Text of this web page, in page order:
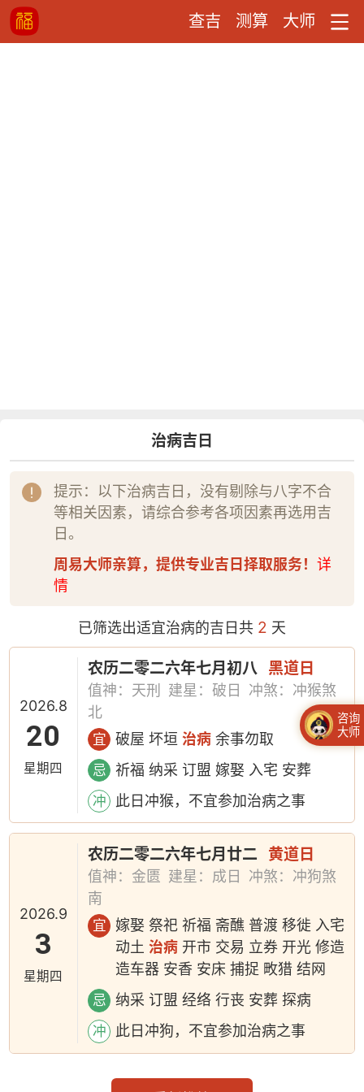
查吉 测算 大师
治病吉日
提示：以下治病吉日，没有剔除与八字不合
等相关因素，请综合参考各项因素再选用吉
日。
周易大师亲算，提供专业吉日择取服务！ 详
情
已筛选出适宜治病的吉日共 2 天
2026.8
20
星期四
农历二零二六年七月初八 黑道日
值神：天刑 建星：破日
冲煞：冲猴煞
北
宜 破屋 坏垣治病 余事勿取
忌 祈福 纳采 订盟 嫁娶 入宅 安葬
冲 此日冲猴，不宜参加治病之事
2026.9
3
星期四
农历二零二六年七月廿二 黄道日
值神：金匮 建星：成日
冲煞：冲狗煞
南
宜
嫁娶 祭祀 祈福 斋醮 普渡 移徙 入宅
动土治病 开市 交易 立券 开光 修造
造车器 安香 安床 捕捉 畋猎 结网
忌 纳采 订盟 经络 行丧 安葬 探病
冲 此日冲狗，不宜参加治病之事
咨询
大师